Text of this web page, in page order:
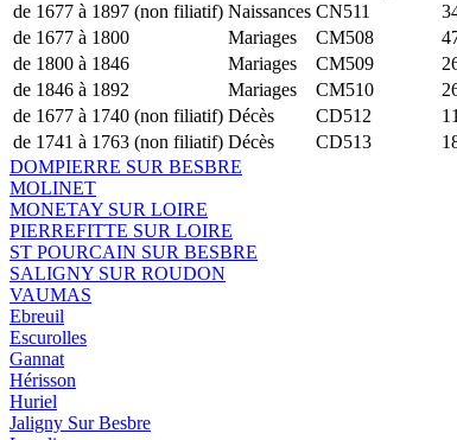
de 1677 à 1897 (non filiatif) Naissances CN511
de 1677 à 1800
Mariages CM508
de 1800 à 1846
Mariages CM509
de 1846 à 1892
Mariages CM510
de 1677 à 1740 (non filiatif) Décès CD512
de 1741 à 1763 (non filiatif) Décès CD513
DOMPIERRE SUR BESBRE
MOLINET
MONETAY SUR LOIRE
PIERREFITTE SUR LOIRE
ST POURCAIN SUR BESBRE
SALIGNY SUR ROUDON
VAUMAS
Ebreuil
Escurolles
Gannat
Hérisson
Huriel
Jaligny Sur Besbre